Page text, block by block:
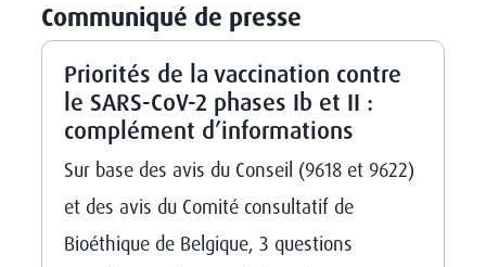
Communiqué de presse
Priorités de la vaccination contre
le SARS-CoV-2 phases Ib et II :
complément d’informations
Sur base des avis du Conseil (9618 et 9622)
et des avis du Comité consultatif de
Bioéthique de Belgique, 3 questions